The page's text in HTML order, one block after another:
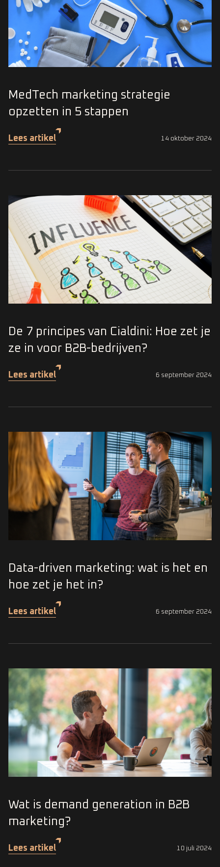
MedTech marketing strategie
opzetten in 5 stappen
Lees artikel 14 oktober 2024
De 7 principes van Cialdini: Hoe zet je
ze in voor B2B-bedrijven?
Lees artikel 6 september 2024
Data-driven marketing: wat is het en
hoe zet je het in?
Lees artikel 6 september 2024
Wat is demand generation in B2B
marketing?
Lees artikel 10 juli 2024